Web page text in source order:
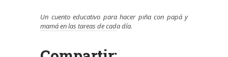
Un cuento educativo para hacer piña con papá y
mamá en las tareas de cada día.